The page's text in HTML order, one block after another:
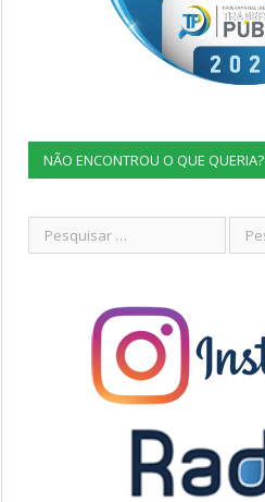
NÃO ENCONTROU O QUE QUERIA?